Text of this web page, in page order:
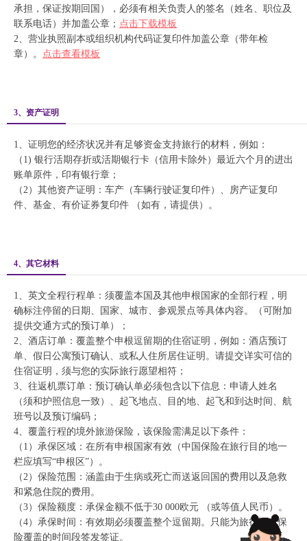
承担，保证按期回国），必须有相关负责人的签名（姓名、职位及
联系电话）并加盖公章； 点击下载模板
2、营业执照副本或组织机构代码证复印件加盖公章（带年检
章）。
点击查看模板
3、资产证明
1、证明您的经济状况并有足够资金支持旅行的材料，例如：
（1) 银行活期存折或活期银行卡（信用卡除外）最近六个月的进出
账单原件，印有银行章；
（2）其他资产证明：车产（车辆行驶证复印件）、房产证复印
件、基金、有价证券复印件 （如有，请提供）。
4、其它材料
1、英文全程行程单：须覆盖本国及其他申根国家的全部行程，明
确标注停留的日期、国家、城市、参观景点等具体内容。（可附加
提供交通方式的预订单）；
2、酒店订单：覆盖整个申根逗留期的住宿证明，例如：酒店预订
单、假日公寓预订确认、或私人住所居住证明。请提交详实可信的
住宿证明，须与您的实际旅行愿望相符；
3、往返机票订单：预订确认单必须包含以下信息：申请人姓名
（须和护照信息一致）、起飞地点、目的地、起飞和到达时间、航
班号以及预订编码；
4、覆盖行程的境外旅游保险，该保险需满足以下条件：
（1）承保区域：在所有申根国家有效（中国保险在旅行目的地一
栏应填写“申根区”）。
（2）保险范围：涵盖由于生病或死亡而送返回国的费用以及急救
和紧急住院的费用。
（3）保险额度：承保金额不低于30 000欧元 （或等值人民币）。
（4）承保时间：有效期必须覆盖整个逗留期。只能为旅行医疗保
险覆盖的时间段签发签证。